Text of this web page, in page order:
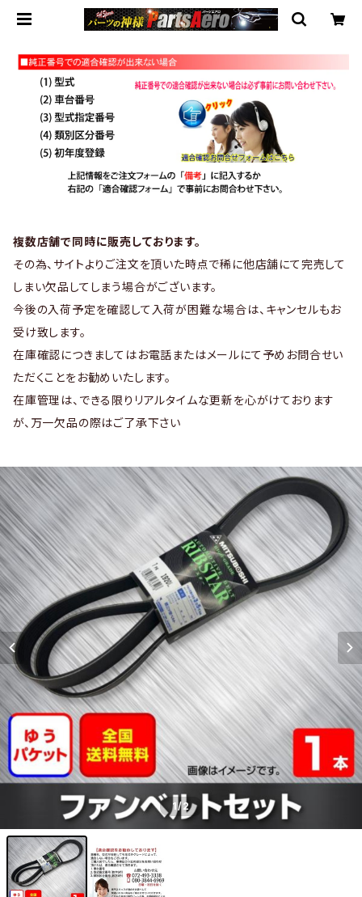
複数店舗で同時に販売しております。
その為、サイトよりご注文を頂いた時点で稀に他店舗にて完売して
しまい欠品してしまう場合がございます。
今後の入荷予定を確認して入荷が困難な場合は、キャンセルもお
受け致します。
在庫確認につきましてはお電話またはメールにて予めお問合せい
ただくことをお勧めいたします。
在庫管理は、できる限りリアルタイムな更新を心がけております
が、万一欠品の際はご了承下さい
1/2